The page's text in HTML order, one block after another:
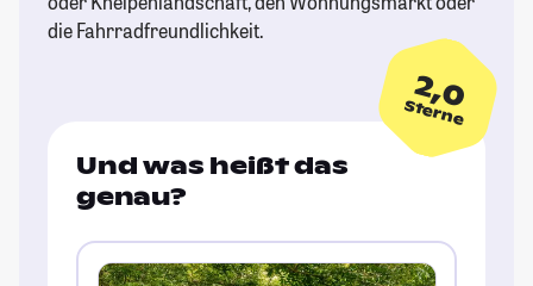
die Fahrradfreundlichkeit.
2,0
Sterne
Und was heißt das
genau?